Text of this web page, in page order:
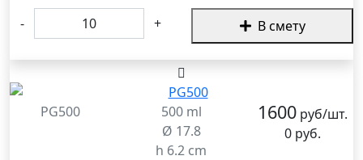
- + В смету
PG500
500 ml
Ø 17.8
h 6.2 cm
1600руб/шт.
0 руб.